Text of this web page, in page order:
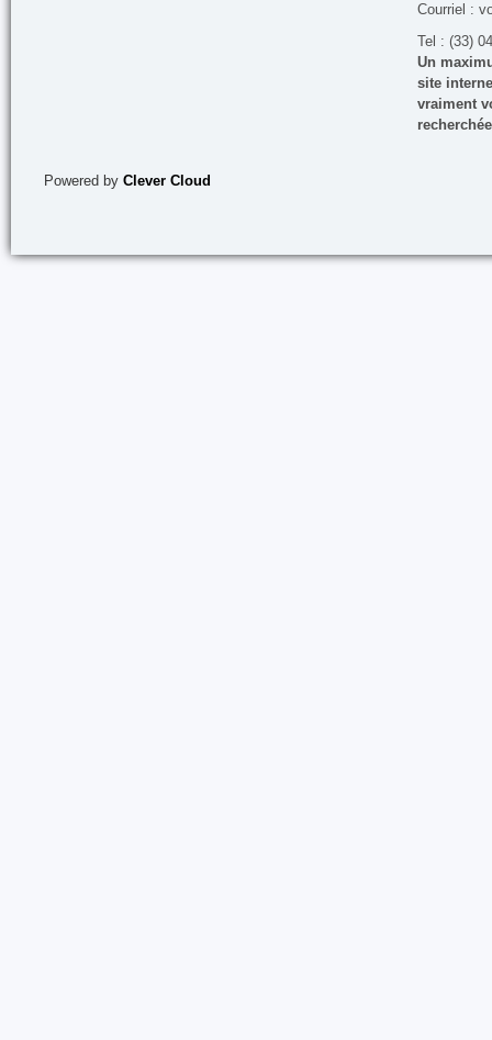
Courriel :
Tel : (33)
Un
site
vraiment
Powered by Clever Cloud